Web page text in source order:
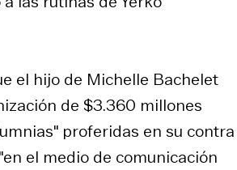
el hijo de Michelle Bachelet
de $3.360 millones
proferidas en su contra
el medio de comunicación